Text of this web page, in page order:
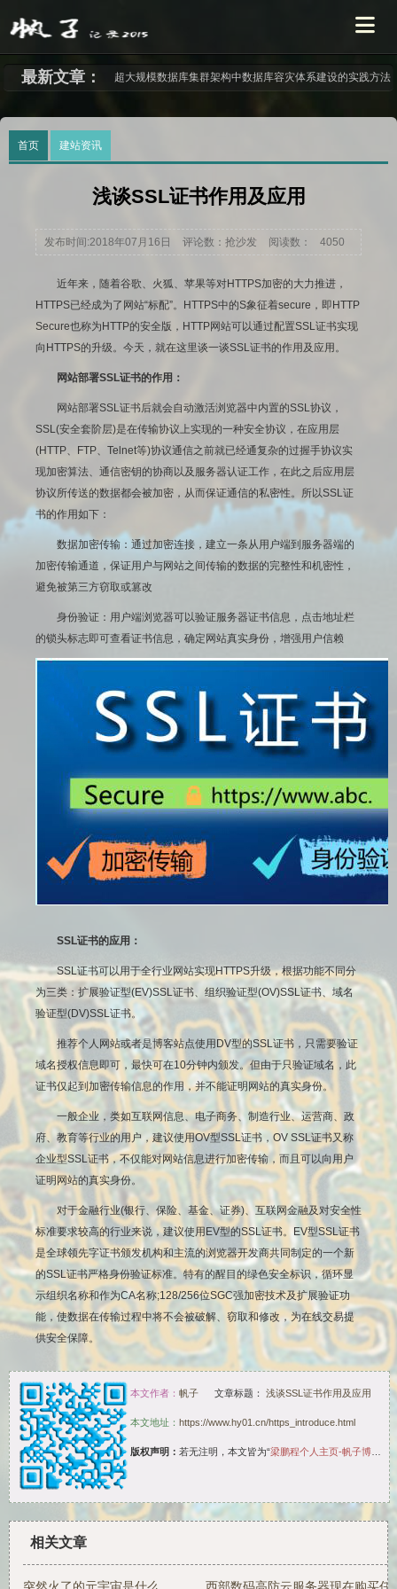
最新文章： 超大规模数据库集群架构中数据库容灾体系建设的实践方法
首页 建站资讯
浅谈SSL证书作用及应用
发布时间:2018年07月16日 评论数：抢沙发 阅读数： 4050
近年来，随着谷歌、火狐、苹果等对HTTPS加密的大力推进，
HTTPS已经成为了网站“标配”。HTTPS中的S象征着secure，即HTTP
Secure也称为HTTP的安全版，HTTP网站可以通过配置SSL证书实现
向HTTPS的升级。今天，就在这里谈一谈SSL证书的作用及应用。
网站部署SSL证书的作用：
网站部署SSL证书后就会自动激活浏览器中内置的SSL协议，
SSL(安全套阶层)是在传输协议上实现的一种安全协议，在应用层
(HTTP、FTP、Telnet等)协议通信之前就已经通复杂的过握手协议实
现加密算法、通信密钥的协商以及服务器认证工作，在此之后应用层
协议所传送的数据都会被加密，从而保证通信的私密性。所以SSL证
书的作用如下：
数据加密传输：通过加密连接，建立一条从用户端到服务器端的
加密传输通道，保证用户与网站之间传输的数据的完整性和机密性，
避免被第三方窃取或篡改
身份验证：用户端浏览器可以验证服务器证书信息，点击地址栏
的锁头标志即可查看证书信息，确定网站真实身份，增强用户信赖
SSL证书的应用：
SSL证书可以用于全行业网站实现HTTPS升级，根据功能不同分
为三类：扩展验证型(EV)SSL证书、组织验证型(OV)SSL证书、域名
验证型(DV)SSL证书。
推荐个人网站或者是博客站点使用DV型的SSL证书，只需要验证
域名授权信息即可，最快可在10分钟内颁发。但由于只验证域名，此
证书仅起到加密传输信息的作用，并不能证明网站的真实身份。
一般企业，类如互联网信息、电子商务、制造行业、运营商、政
府、教育等行业的用户，建议使用OV型SSL证书，OV SSL证书又称
企业型SSL证书，不仅能对网站信息进行加密传输，而且可以向用户
证明网站的真实身份。
对于金融行业(银行、保险、基金、证券)、互联网金融及对安全性
标准要求较高的行业来说，建议使用EV型的SSL证书。EV型SSL证书
是全球领先字证书颁发机构和主流的浏览器开发商共同制定的一个新
的SSL证书严格身份验证标准。特有的醒目的绿色安全标识，循环显
示组织名称和作为CA名称;128/256位SGC强加密技术及扩展验证功
能，使数据在传输过程中将不会被破解、窃取和修改，为在线交易提
供安全保障。
本文作者： 帆子 文章标题： 浅谈SSL证书作用及应用
本文地址： https://www.hy01.cn/https_introduce.html
版权声明： 若无注明，本文皆为“梁鹏程个人主页-帆子博客 ”
相关文章